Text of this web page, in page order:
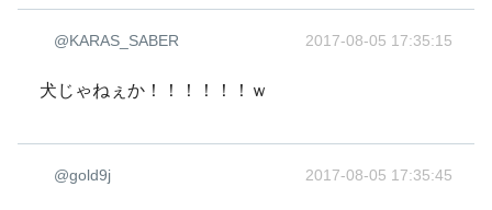
@KARAS_SABER 2017-08-05 17:35:15
犬じゃねぇか！！！！！！ｗ
@gold9j 2017-08-05 17:35:45